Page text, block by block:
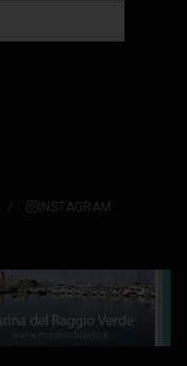
INSTAGRAM